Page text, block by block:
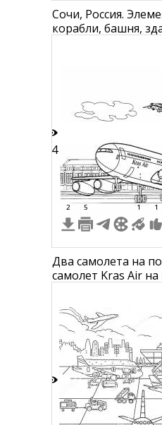
Сочи, Россия.
корабли, башня,
14
2 5 1 1
Два самолета на
самолет Kras Air на
самолет в небе с
солнечный день,
на заднем плане